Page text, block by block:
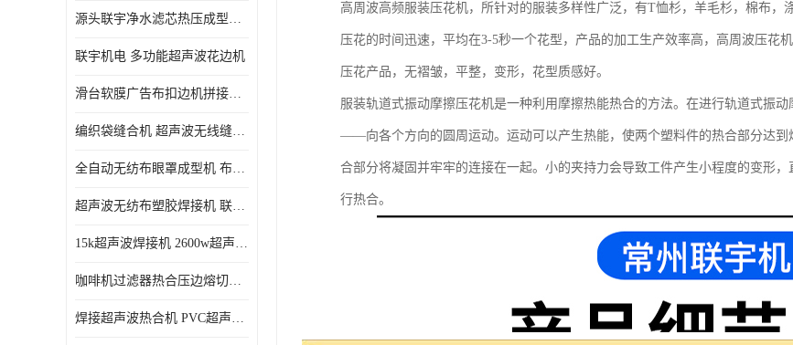
源头联宇净水滤芯热压成型机器 超声波大功率封边机
联宇机电 多功能超声波花边机
滑台软膜广告布扣边机拼接机用于焊接热合拼接作用
编织袋缝合机 超声波无线缝合机 厂家现货供应
全自动无纺布眼罩成型机 布料海绵眼罩热合切边机
超声波无纺布塑胶焊接机 联宇制造
15k超声波焊接机 2600w超声波焊接机 联宇制造
咖啡机过滤器热合压边熔切机 超声波无纺布喷胶棉热合机
焊接超声波热合机 PVC超声波焊接机 无纺布超声波设备
高周波高频服装压花机，所针对的服装多样性广泛，有T恤杉，羊毛杉，棉布
压花的时间迅速，平均在3-5秒一个花型，产品的加工生产效率高，高周波压花
压花产品，无褶皱，平整，变形，花型质感好。
服装轨道式振动摩擦压花机是一种利用摩擦热能热合的方法。在进行轨道式振
——向各个方向的圆周运动。运动可以产生热能，使两个塑料件的热合部分达
合部分将凝固并牢牢的连接在一起。小的夹持力会导致工件产生小程度的变形
行热合。